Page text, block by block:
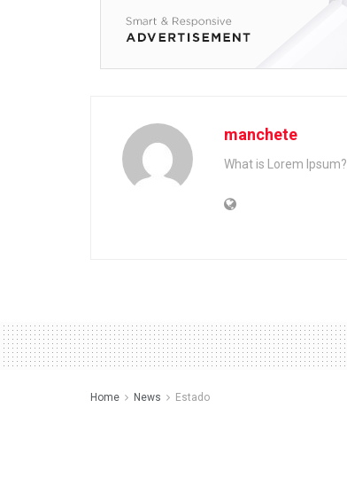
manchete
What is Lorem Ipsum?
Home News Estado